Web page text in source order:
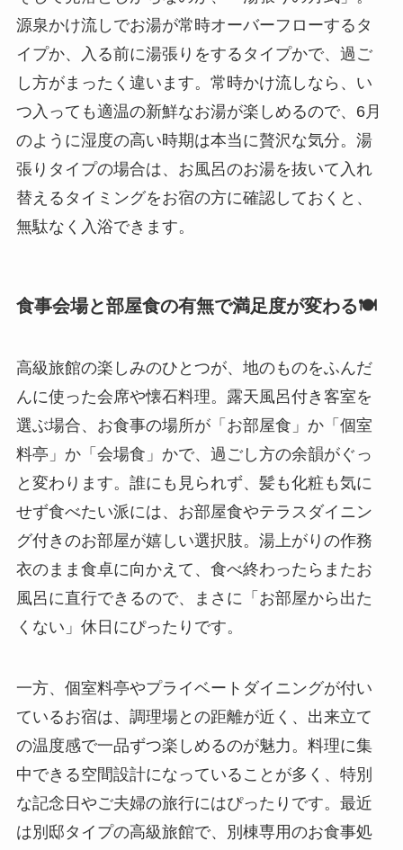
源泉かけ流しでお湯が常時オーバーフローするタ
イプか、入る前に湯張りをするタイプかで、過ご
し方がまったく違います。常時かけ流しなら、い
つ入っても適温の新鮮なお湯が楽しめるので、6月
のように湿度の高い時期は本当に贅沢な気分。湯
張りタイプの場合は、お風呂のお湯を抜いて入れ
替えるタイミングをお宿の方に確認しておくと、
無駄なく入浴できます。
食事会場と部屋食の有無で満足度が変わる🍽️
高級旅館の楽しみのひとつが、地のものをふんだ
んに使った会席や懐石料理。露天風呂付き客室を
選ぶ場合、お食事の場所が「お部屋食」か「個室
料亭」か「会場食」かで、過ごし方の余韻がぐっ
と変わります。誰にも見られず、髪も化粧も気に
せず食べたい派には、お部屋食やテラスダイニン
グ付きのお部屋が嬉しい選択肢。湯上がりの作務
衣のまま食卓に向かえて、食べ終わったらまたお
風呂に直行できるので、まさに「お部屋から出た
くない」休日にぴったりです。
一方、個室料亭やプライベートダイニングが付い
ているお宿は、調理場との距離が近く、出来立て
の温度感で一品ずつ楽しめるのが魅力。料理に集
中できる空間設計になっていることが多く、特別
な記念日やご夫婦の旅行にはぴったりです。最近
は別邸タイプの高級旅館で、別棟専用のお食事処